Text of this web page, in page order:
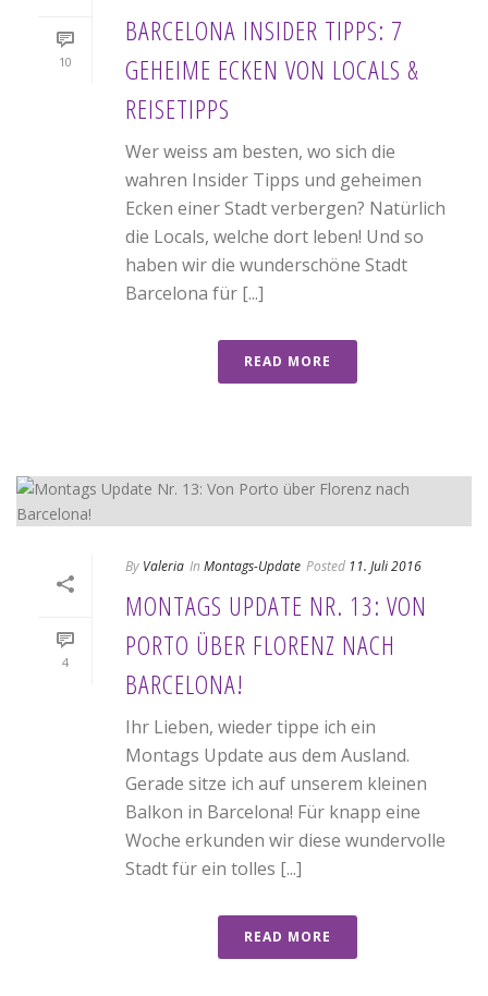
10
BARCELONA INSIDER TIPPS: 7
GEHEIME ECKEN VON LOCALS &
REISETIPPS
Wer weiss am besten, wo sich die
wahren Insider Tipps und geheimen
Ecken einer Stadt verbergen? Natürlich
die Locals, welche dort leben! Und so
haben wir die wunderschöne Stadt
Barcelona für [...]
READ MORE
4
By Valeria In Montags-Update Posted 11. Juli 2016
MONTAGS UPDATE NR. 13: VON
PORTO ÜBER FLORENZ NACH
BARCELONA!
Ihr Lieben, wieder tippe ich ein
Montags Update aus dem Ausland.
Gerade sitze ich auf unserem kleinen
Balkon in Barcelona! Für knapp eine
Woche erkunden wir diese wundervolle
Stadt für ein tolles [...]
READ MORE